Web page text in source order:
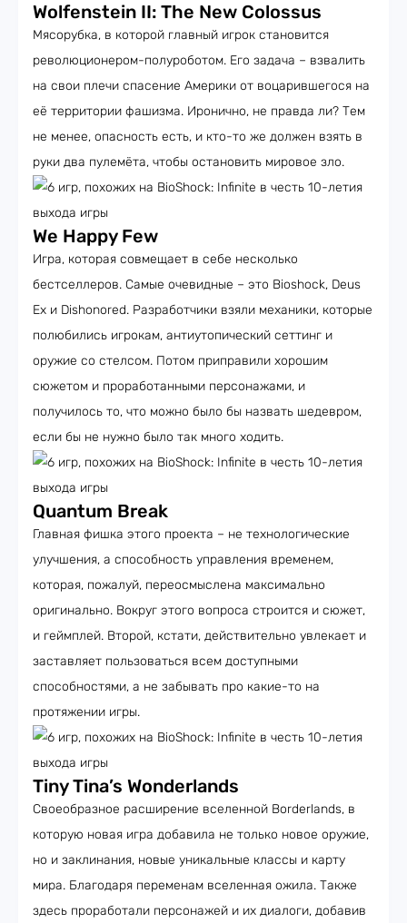
Wolfenstein II: The New Colossus
Мясорубка, в которой главный игрок становится
революционером-полуроботом. Его задача – взвалить
на свои плечи спасение Америки от воцарившегося на
её территории фашизма. Иронично, не правда ли? Тем
не менее, опасность есть, и кто-то же должен взять в
руки два пулемёта, чтобы остановить мировое зло.
We Happy Few
Игра, которая совмещает в себе несколько
бестселлеров. Самые очевидные – это Bioshock, Deus
Ex и Dishonored. Разработчики взяли механики, которые
полюбились игрокам, антиутопический сеттинг и
оружие со стелсом. Потом приправили хорошим
сюжетом и проработанными персонажами, и
получилось то, что можно было бы назвать шедевром,
если бы не нужно было так много ходить.
Quantum Break
Главная фишка этого проекта – не технологические
улучшения, а способность управления временем,
которая, пожалуй, переосмыслена максимально
оригинально. Вокруг этого вопроса строится и сюжет,
и геймплей. Второй, кстати, действительно увлекает и
заставляет пользоваться всем доступными
способностями, а не забывать про какие-то на
протяжении игры.
Tiny Tina’s Wonderlands
Своеобразное расширение вселенной Borderlands, в
которую новая игра добавила не только новое оружие,
но и заклинания, новые уникальные классы и карту
мира. Благодаря переменам вселенная ожила. Также
здесь проработали персонажей и их диалоги, добавив